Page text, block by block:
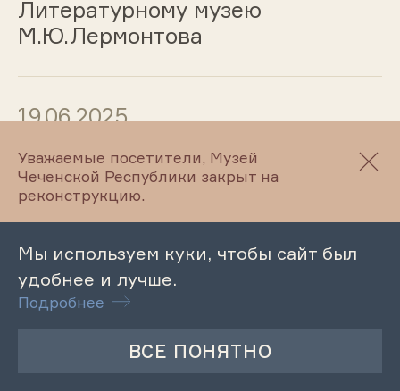
Литературному музею
М.Ю.Лермонтова
19.06.2025
Обзорная экскурсия по
Литературно-мемориальному
музею А.Айдамирова
19.06.2025
Уважаемые посетители, Музей
Чеченской Республики закрыт на
реконструкцию.
Мы используем куки, чтобы сайт был
удобнее и лучше.
Подробнее